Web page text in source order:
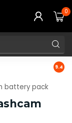
0
60
9.4
battery pack